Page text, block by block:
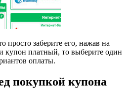
просто заберите его, нажав на
купон платный, то выберите один
оплаты.
покупкой купона